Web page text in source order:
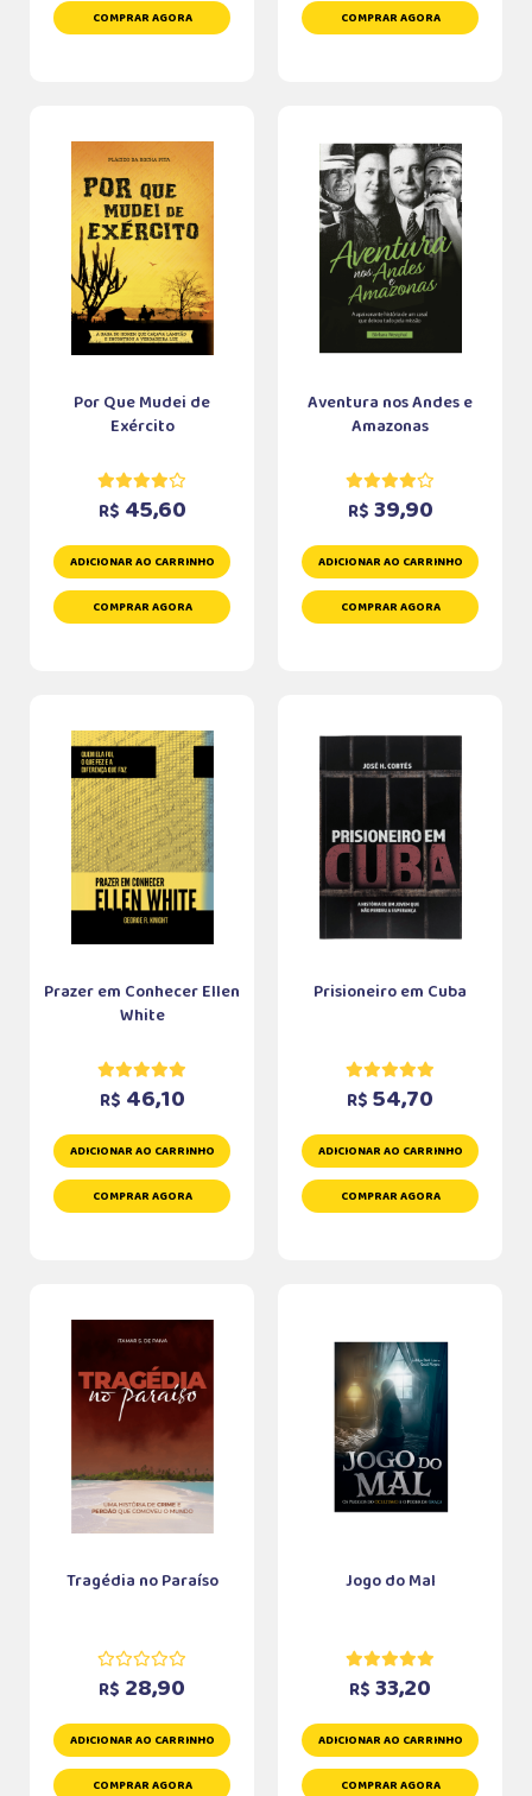
COMPRAR AGORA COMPRAR AGORA
Por Que Mudei de
Exército
R$ 45,60
ADICIONAR AO CARRINHO
COMPRAR AGORA
Aventura nos Andes e
Amazonas
R$ 39,90
ADICIONAR AO CARRINHO
COMPRAR AGORA
Prazer em Conhecer Ellen
White
R$ 46,10
ADICIONAR AO CARRINHO
COMPRAR AGORA
Prisioneiro em Cuba
R$ 54,70
ADICIONAR AO CARRINHO
COMPRAR AGORA
Tragédia no Paraíso
R$ 28,90
ADICIONAR AO CARRINHO
COMPRAR AGORA
Jogo do Mal
R$ 33,20
ADICIONAR AO CARRINHO
COMPRAR AGORA